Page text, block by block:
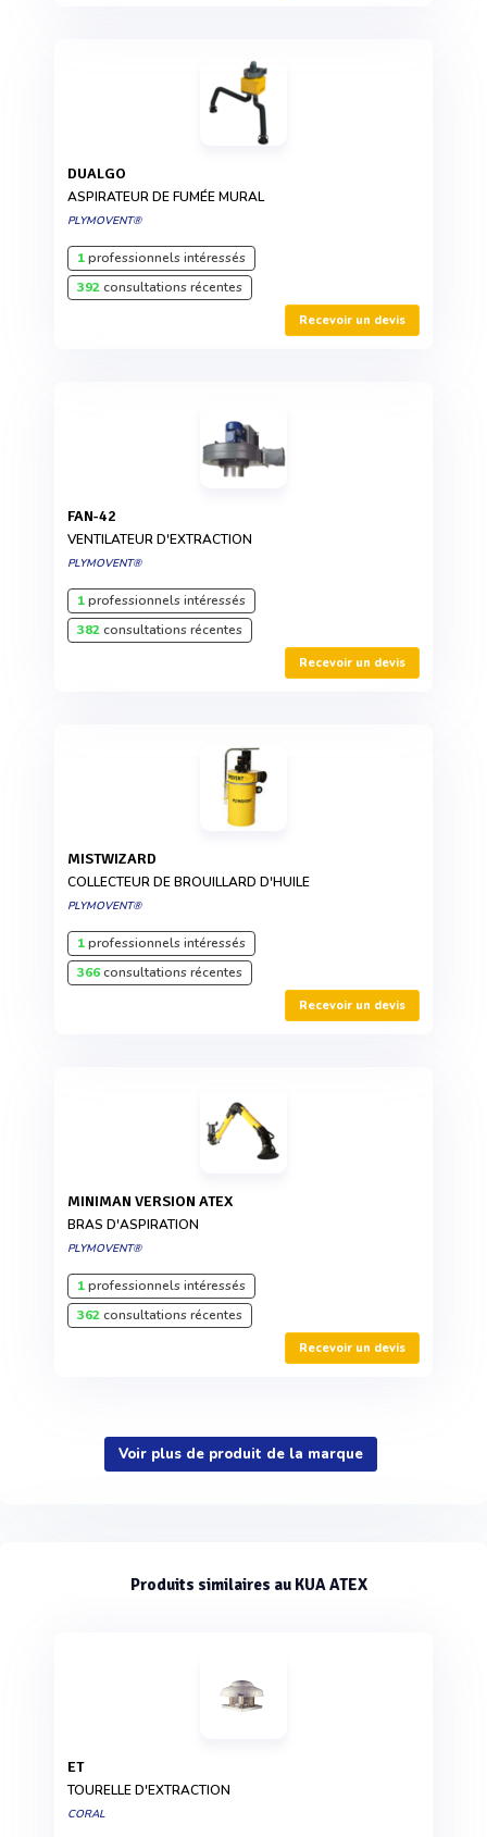
DUALGO
ASPIRATEUR DE FUMÉE MURAL
PLYMOVENT®
1professionnels intéressés
392consultations récentes
Recevoir un devis
FAN-42
VENTILATEUR D'EXTRACTION
PLYMOVENT®
1professionnels intéressés
382consultations récentes
Recevoir un devis
MISTWIZARD
COLLECTEUR DE BROUILLARD D'HUILE
PLYMOVENT®
1professionnels intéressés
366consultations récentes
Recevoir un devis
MINIMAN VERSION ATEX
BRAS D'ASPIRATION
PLYMOVENT®
1professionnels intéressés
362consultations récentes
Recevoir un devis
Voir plus de produit de la marque
Produits similaires au KUA ATEX
ET
TOURELLE D'EXTRACTION
CORAL